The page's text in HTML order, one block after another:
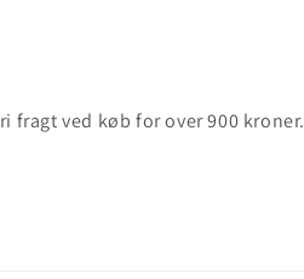
fragt ved køb for over 900 kroner.